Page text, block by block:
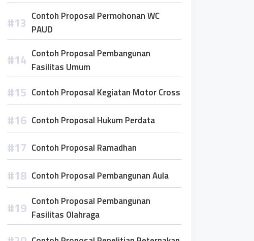
Contoh Proposal Permohonan WC
PAUD
Contoh Proposal Pembangunan
Fasilitas Umum
Contoh Proposal Kegiatan Motor Cross
Contoh Proposal Hukum Perdata
Contoh Proposal Ramadhan
Contoh Proposal Pembangunan Aula
Contoh Proposal Pembangunan
Fasilitas Olahraga